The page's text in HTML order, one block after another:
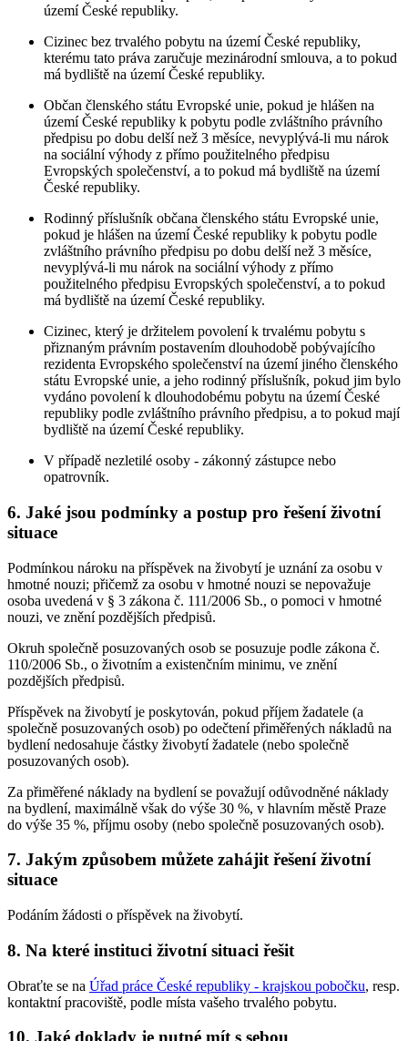
území České republiky.
Cizinec bez trvalého pobytu na území České republiky,
kterému tato práva zaručuje mezinárodní smlouva, a to pokud
má bydliště na území České republiky.
Občan členského státu Evropské unie, pokud je hlášen na
území České republiky k pobytu podle zvláštního právního
předpisu po dobu delší než 3 měsíce, nevyplývá-li mu nárok
na sociální výhody z přímo použitelného předpisu
Evropských společenství, a to pokud má bydliště na území
České republiky.
Rodinný příslušník občana členského státu Evropské unie,
pokud je hlášen na území České republiky k pobytu podle
zvláštního právního předpisu po dobu delší než 3 měsíce,
nevyplývá-li mu nárok na sociální výhody z přímo
použitelného předpisu Evropských společenství, a to pokud
má bydliště na území České republiky.
Cizinec, který je držitelem povolení k trvalému pobytu s
přiznaným právním postavením dlouhodobě pobývajícího
rezidenta Evropského společenství na území jiného členského
státu Evropské unie, a jeho rodinný příslušník, pokud jim bylo
vydáno povolení k dlouhodobému pobytu na území České
republiky podle zvláštního právního předpisu, a to pokud mají
bydliště na území České republiky.
V případě nezletilé osoby - zákonný zástupce nebo
opatrovník.
6. Jaké jsou podmínky a postup pro řešení životní
situace
Podmínkou nároku na příspěvek na živobytí je uznání za osobu v
hmotné nouzi; přičemž za osobu v hmotné nouzi se nepovažuje
osoba uvedená v § 3 zákona č. 111/2006 Sb., o pomoci v hmotné
nouzi, ve znění pozdějších předpisů.
Okruh společně posuzovaných osob se posuzuje podle zákona č.
110/2006 Sb., o životním a existenčním minimu, ve znění
pozdějších předpisů.
Příspěvek na živobytí je poskytován, pokud příjem žadatele (a
společně posuzovaných osob) po odečtení přiměřených nákladů na
bydlení nedosahuje částky živobytí žadatele (nebo společně
posuzovaných osob).
Za přiměřené náklady na bydlení se považují odůvodněné náklady
na bydlení, maximálně však do výše 30 %, v hlavním městě Praze
do výše 35 %, příjmu osoby (nebo společně posuzovaných osob).
7. Jakým způsobem můžete zahájit řešení životní
situace
Podáním žádosti o příspěvek na živobytí.
8. Na které instituci životní situaci řešit
Obraťte se na Úřad práce České republiky - krajskou pobočku, resp.
kontaktní pracoviště, podle místa vašeho trvalého pobytu.
10. Jaké doklady je nutné mít s sebou